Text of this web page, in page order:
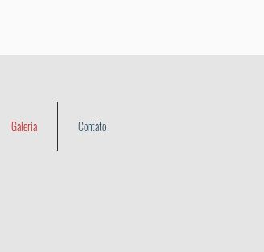
Galeria Contato